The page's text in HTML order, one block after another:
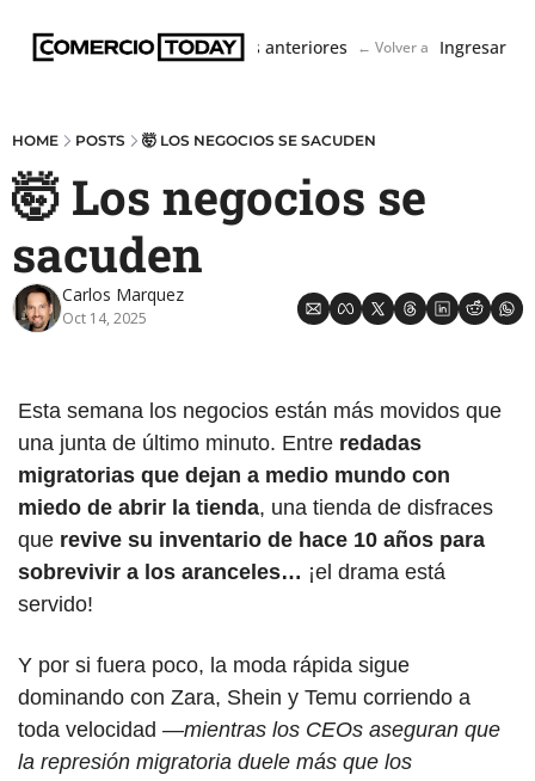
Boletín Ediciones anteriores ← Volver a Ingresar
HOME POSTS 🤯 LOS NEGOCIOS SE SACUDEN
🤯 Los negocios se
sacuden
Carlos Marquez
Oct 14, 2025
Esta semana los negocios están más movidos que
una junta de último minuto. Entre redadas
migratorias que dejan a medio mundo con
miedo de abrir la tienda, una tienda de disfraces
que revive su inventario de hace 10 años para
sobrevivir a los aranceles… ¡el drama está
servido!
Y por si fuera poco, la moda rápida sigue
dominando con Zara, Shein y Temu corriendo a
toda velocidad —mientras los CEOs aseguran que
la represión migratoria duele más que los